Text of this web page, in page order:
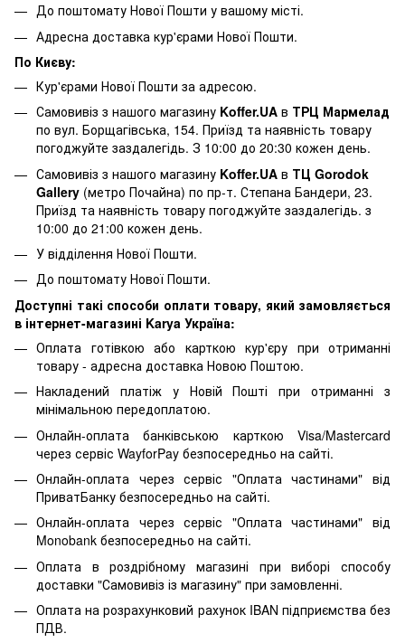
До поштомату Нової Пошти у вашому місті.
Адресна доставка кур'єрами Нової Пошти.
По Києву:
Кур'єрами Нової Пошти за адресою.
Самовивіз з нашого магазину Koffer.UA в ТРЦ Мармелад
по вул. Борщагівська, 154. Приїзд та наявність товару
погоджуйте заздалегідь. З 10:00 до 20:30 кожен день.
Самовивіз з нашого магазину Koffer.UA в ТЦ Gorodok
Gallery (метро Почайна) по пр-т. Степана Бандери, 23.
Приїзд та наявність товару погоджуйте заздалегідь. з
10:00 до 21:00 кожен день.
У відділення Нової Пошти.
До поштомату Нової Пошти.
Доступні такі способи оплати товару, який замовляється
в інтернет-магазині Karya Україна:
Оплата готівкою або карткою кур'єру при отриманні
товару - адресна доставка Новою Поштою.
Накладений платіж у Новій Пошті при отриманні з
мінімальною передоплатою.
Онлайн-оплата банківською карткою Visa/Mastercard
через сервіс WayforPay безпосередньо на сайті.
Онлайн-оплата через сервіс "Оплата частинами" від
ПриватБанку безпосередньо на сайті.
Онлайн-оплата через сервіс "Оплата частинами" від
Monobank безпосередньо на сайті.
Оплата в роздрібному магазині при виборі способу
доставки "Самовивіз із магазину" при замовленні.
Оплата на розрахунковий рахунок IBAN підприємства без
ПДВ.